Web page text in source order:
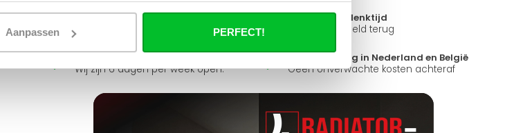
Aanpassen PERFECT!
Ruim assortiment
Levering uit eigen voorraad
14 dagen bedenktijd
Niet goed = Geld terug
Wij zijn 6 dagen per week open.
Snelle levering in Nederland en België
Geen onverwachte kosten achteraf